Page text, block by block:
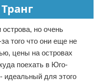
но очень
того что они еще не
цены на островах
поехать в Юго-
идеальный для этого